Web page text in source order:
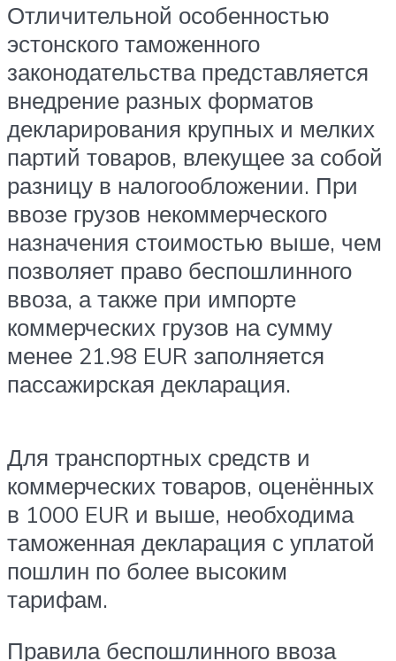
Отличительной особенностью
эстонского таможенного
законодательства представляется
внедрение разных форматов
декларирования крупных и мелких
партий товаров, влекущее за собой
разницу в налогообложении. При
ввозе грузов некоммерческого
назначения стоимостью выше, чем
позволяет право беспошлинного
ввоза, а также при импорте
коммерческих грузов на сумму
менее 21.98 EUR заполняется
пассажирская декларация.
Для транспортных средств и
коммерческих товаров, оценённых
в 1000 EUR и выше, необходима
таможенная декларация с уплатой
пошлин по более высоким
тарифам.
Правила беспошлинного ввоза